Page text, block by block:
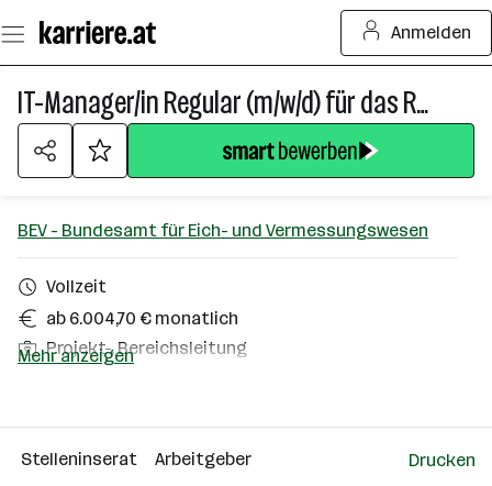
Seiteninhalt
springen
Anmelden
IT-Manager/in Regular (m/w/d) für das Referat Portalanwendungen in der Abteilung Registerverfahren und Geoinformationsdienste (RIVIT 3)
BEV - Bundesamt für Eich- und Vermessungswesen
Vollzeit
ab 6.004,70 € monatlich
Projekt-, Bereichsleitung
Mehr anzeigen
Stelleninserat Arbeitgeber Drucken